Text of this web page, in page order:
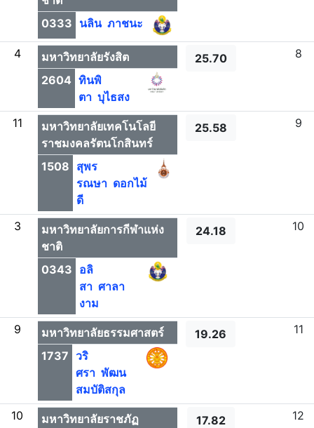
0333 นลิน ภาชนะ
4
มหาวิทยาลัยรังสิต
2604 ทินพิ
ตา บุไธสง
25.70 8
11
มหาวิทยาลัยเทคโนโลยี
ราชมงคลรัตนโกสินทร์
1508 สุพร
รณษา ดอกไม้
ดี
25.58 9
3
มหาวิทยาลัยการกีฬาแห่ง
ชาติ
0343 อลิ
สา ศาลา
งาม
24.18 10
9
มหาวิทยาลัยธรรมศาสตร์
1737 วริ
ศรา พัฒน
สมบัติสกุล
19.26 11
10
มหาวิทยาลัยราชภัฏ
17.82 12